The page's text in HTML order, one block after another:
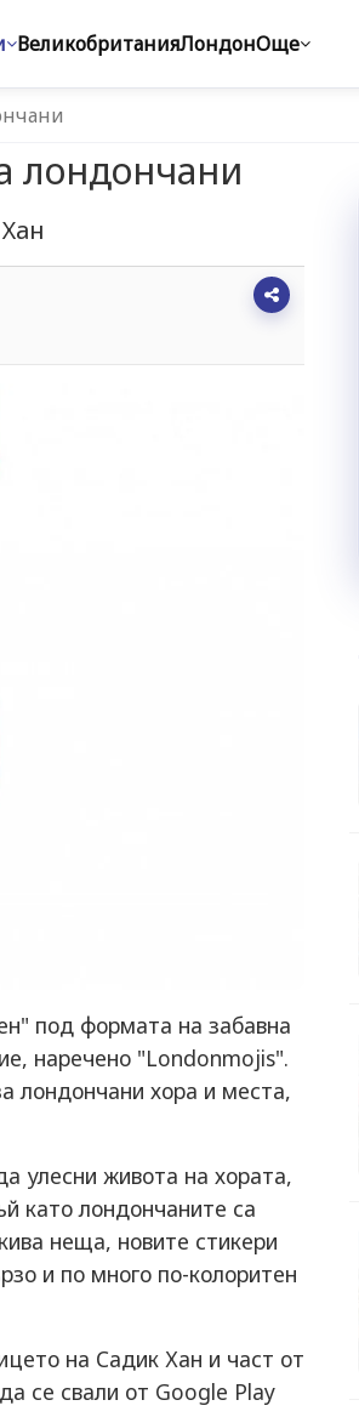
ВеликобританияЛондонОще
лондончани
под формата на забавна
наречено "Londonmojis".
лондончани хора и места,
улесни живота на хората,
като лондончаните са
неща, новите стикери
и по много по-колоритен
на Садик Хан и част от
се свали от Google Play